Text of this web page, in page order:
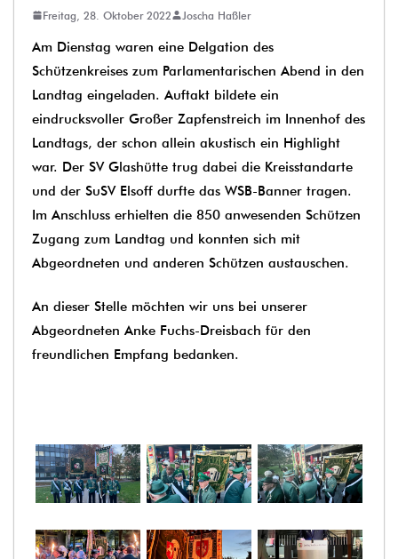
Freitag, 28. Oktober 2022 Joscha Haßler
Am Dienstag waren eine Delgation des
Schützenkreises zum Parlamentarischen Abend in den
Landtag eingeladen. Auftakt bildete ein
eindrucksvoller Großer Zapfenstreich im Innenhof des
Landtags, der schon allein akustisch ein Highlight
war. Der SV Glashütte trug dabei die Kreisstandarte
und der SuSV Elsoff durfte das WSB-Banner tragen.
Im Anschluss erhielten die 850 anwesenden Schützen
Zugang zum Landtag und konnten sich mit
Abgeordneten und anderen Schützen austauschen.
An dieser Stelle möchten wir uns bei unserer
Abgeordneten Anke Fuchs-Dreisbach für den
freundlichen Empfang bedanken.